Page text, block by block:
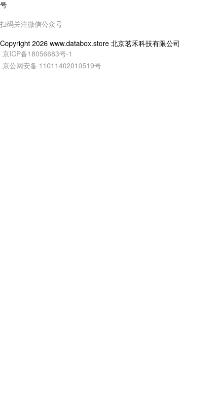
扫码关注微信公众号
Copyright 2026 www.databox.store 北京茗禾科技有限公司
京ICP备18056683号-1
京公网安备 11011402010519号